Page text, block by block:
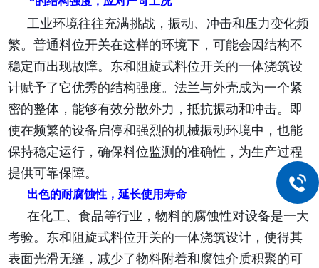
工业环境往往充满挑战，振动、冲击和压力变化频
繁。普通料位开关在这样的环境下，可能会因结构不
稳定而出现故障。东和阻旋式料位开关的一体浇筑设
计赋予了它优秀的结构强度。法兰与外壳成为一个紧
密的整体，能够有效分散外力，抵抗振动和冲击。即
使在频繁的设备启停和强烈的机械振动环境中，也能
保持稳定运行，确保料位监测的准确性，为生产过程
提供可靠保障。
出色的耐腐蚀性，延长使用寿命
在化工、食品等行业，物料的腐蚀性对设备是一大
考验。东和阻旋式料位开关的一体浇筑设计，使得其
表面光滑无缝，减少了物料附着和腐蚀介质积聚的可